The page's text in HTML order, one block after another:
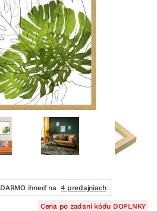
ihneď na 4 predajniach
Cena po zadaní kódu DOPLNKY